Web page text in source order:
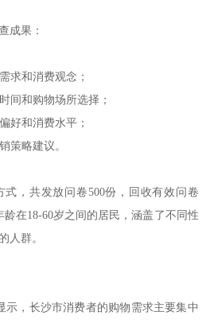
成果：
求和消费观念；
间和购物场所选择；
好和消费水平；
策略建议。
，共发放问卷500份，回收有效问卷
在18-60岁之间的居民，涵盖了不同性
人群。
示，长沙市消费者的购物需求主要集中